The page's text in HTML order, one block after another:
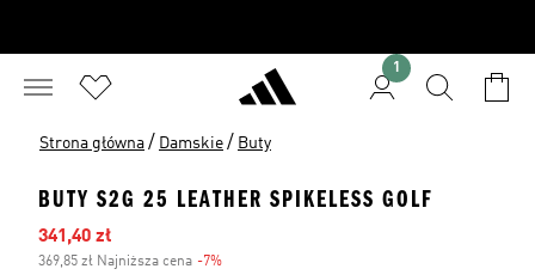
1
Strona główna / Damskie / Buty
BUTY S2G 25 LEATHER SPIKELESS GOLF
Ceny na wyprzedaży
341,40 zł
369,85 zł Najniższa cena -7%